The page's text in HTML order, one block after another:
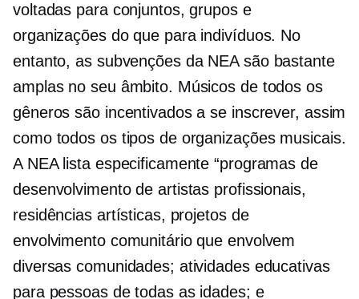
voltadas para conjuntos, grupos e
organizações do que para indivíduos. No
entanto, as subvenções da NEA são bastante
amplas no seu âmbito. Músicos de todos os
gêneros são incentivados a se inscrever, assim
como todos os tipos de organizações musicais.
A NEA lista especificamente “programas de
desenvolvimento de artistas profissionais,
residências artísticas, projetos de
envolvimento comunitário que envolvem
diversas comunidades; atividades educativas
para pessoas de todas as idades; e